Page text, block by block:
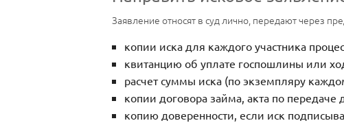
Заявление относят в суд лично, передают через
копии иска для каждого участника
квитанцию об уплате госпошлины или
расчет суммы иска (по экземпляру
копии договора займа, акта по
копию доверенности, если иск